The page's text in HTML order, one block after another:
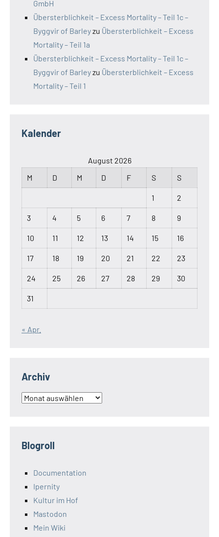
GmbH
Übersterblichkeit – Excess Mortality – Teil 1c –
Byggvir of Barleyzu Übersterblichkeit – Excess
Mortality – Teil 1a
Übersterblichkeit – Excess Mortality – Teil 1c –
Byggvir of Barleyzu Übersterblichkeit – Excess
Mortality – Teil 1
Kalender
August 2026
M
D M D F S S
1 2
3 4 5 6 7 8 9
10 11 12 13 14 15 16
17 18 19 20 21 22 23
24 25 26 27 28 29 30
31
« Apr.
Archiv
Archiv
Blogroll
Documentation
Ipernity
Kultur im Hof
Mastodon
Mein Wiki